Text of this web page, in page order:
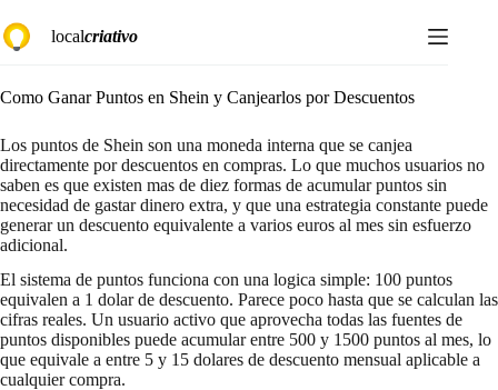
al
contenido
localcriativo
Como Ganar Puntos en Shein y Canjearlos por Descuentos
Los puntos de Shein son una moneda interna que se canjea
directamente por descuentos en compras. Lo que muchos usuarios no
saben es que existen mas de diez formas de acumular puntos sin
necesidad de gastar dinero extra, y que una estrategia constante puede
generar un descuento equivalente a varios euros al mes sin esfuerzo
adicional.
El sistema de puntos funciona con una logica simple: 100 puntos
equivalen a 1 dolar de descuento. Parece poco hasta que se calculan las
cifras reales. Un usuario activo que aprovecha todas las fuentes de
puntos disponibles puede acumular entre 500 y 1500 puntos al mes, lo
que equivale a entre 5 y 15 dolares de descuento mensual aplicable a
cualquier compra.